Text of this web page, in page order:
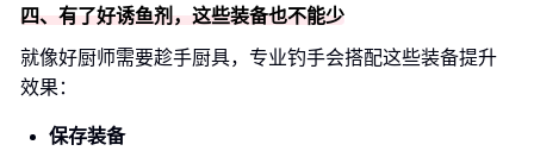
四、有了好诱鱼剂，这些装备也不能少
就像好厨师需要趁手厨具，专业钓手会搭配这些装备提升
效果：
保存装备